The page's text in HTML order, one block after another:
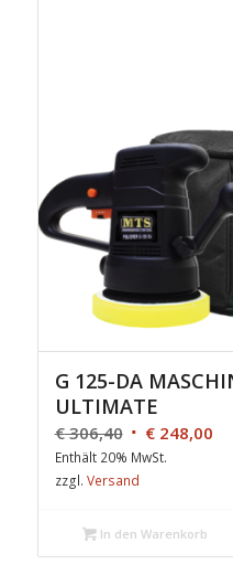
G 125-DA
ULTIMATE
€306,40 €248,00
Enthält 20% MwSt.
zzgl. Versand
In den Warenkorb